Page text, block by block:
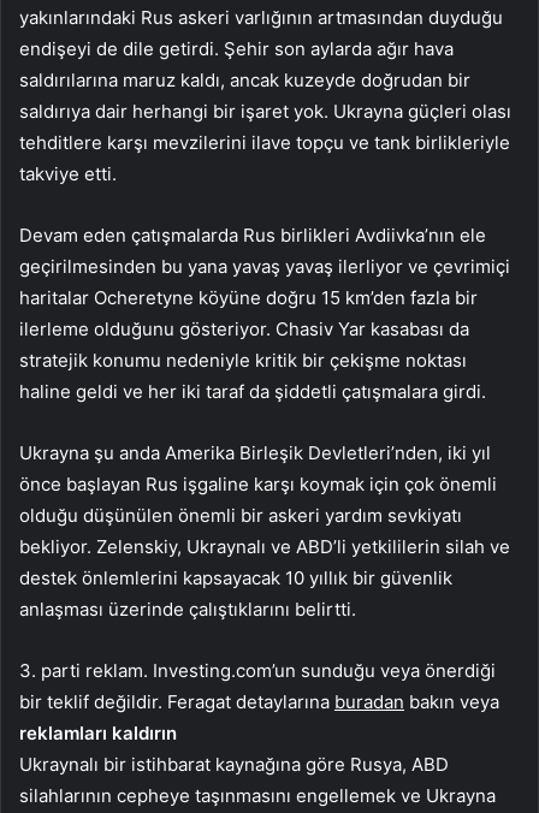
yakınlarındaki Rus askeri varlığının artmasından duyduğu
endişeyi de dile getirdi. Şehir son aylarda ağır hava
saldırılarına maruz kaldı, ancak kuzeyde doğrudan bir
saldırıya dair herhangi bir işaret yok. Ukrayna güçleri olası
tehditlere karşı mevzilerini ilave topçu ve tank birlikleriyle
takviye etti.
Devam eden çatışmalarda Rus birlikleri Avdiivka’nın ele
geçirilmesinden bu yana yavaş yavaş ilerliyor ve çevrimiçi
haritalar Ocheretyne köyüne doğru 15 km’den fazla bir
ilerleme olduğunu gösteriyor. Chasiv Yar kasabası da
stratejik konumu nedeniyle kritik bir çekişme noktası
haline geldi ve her iki taraf da şiddetli çatışmalara girdi.
Ukrayna şu anda Amerika Birleşik Devletleri’nden, iki yıl
önce başlayan Rus işgaline karşı koymak için çok önemli
olduğu düşünülen önemli bir askeri yardım sevkiyatı
bekliyor. Zelenskiy, Ukraynalı ve ABD’li yetkililerin silah ve
destek önlemlerini kapsayacak 10 yıllık bir güvenlik
anlaşması üzerinde çalıştıklarını belirtti.
3. parti reklam. Investing.com’un sunduğu veya önerdiği
bir teklif değildir. Feragat detaylarına buradan bakın veya
reklamları kaldırın
Ukraynalı bir istihbarat kaynağına göre Rusya, ABD
silahlarının cepheye taşınmasını engellemek ve Ukrayna